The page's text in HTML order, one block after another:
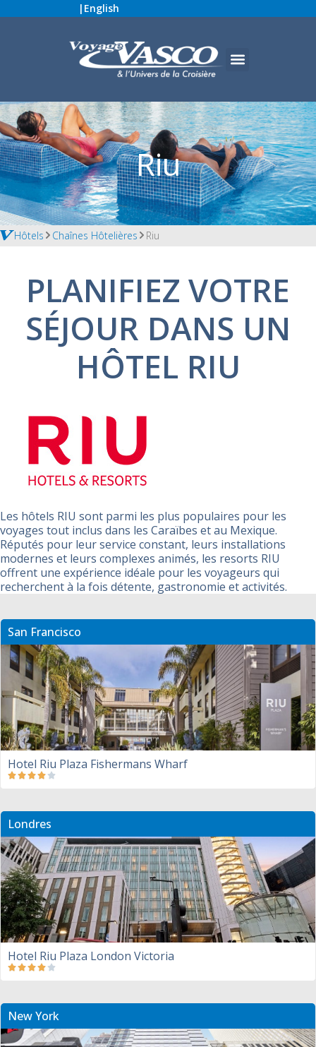
| English
Riu
Hôtels Chaînes Hôtelières Riu
PLANIFIEZ VOTRE
SÉJOUR DANS UN
HÔTEL RIU
Les hôtels RIU sont parmi les plus populaires pour les
voyages tout inclus dans les Caraïbes et au Mexique.
Réputés pour leur service constant, leurs installations
modernes et leurs complexes animés, les resorts RIU
offrent une expérience idéale pour les voyageurs qui
recherchent à la fois détente, gastronomie et activités.
San Francisco
Hotel Riu Plaza Fishermans Wharf
Londres
Hotel Riu Plaza London Victoria
New York